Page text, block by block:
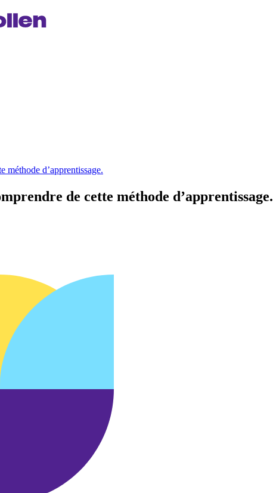
méthode d’apprentissage.
de cette méthode d’apprentissage.